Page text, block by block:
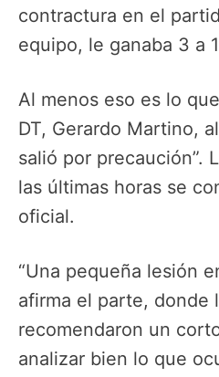
contractura en el
equipo, le ganaba 3 a
Al menos eso es lo
DT, Gerardo Martino,
salió por precaución”.
las últimas horas se
oficial.
“Una pequeña lesión
afirma el parte, donde
recomendaron un
analizar bien lo que